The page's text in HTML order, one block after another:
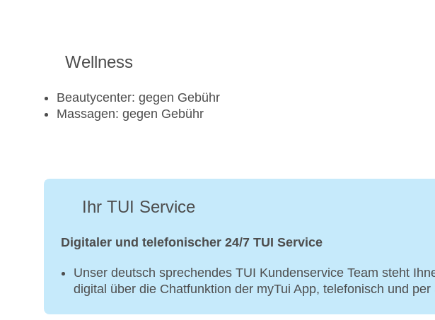
Wellness
Beautycenter: gegen Gebühr
Massagen: gegen Gebühr
Ihr TUI Service
Digitaler und telefonischer 24/7 TUI Service
Unser deutsch sprechendes TUI Kundenservice Team steht
digital über die Chatfunktion der myTui App, telefonisch und